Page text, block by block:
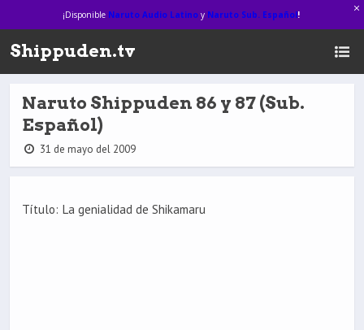
¡Disponible Naruto Audio Latinoy Naruto Sub. Español!
Shippuden.tv
Naruto Shippuden 86 y 87 (Sub.
Español)
31 de mayo del 2009
Título: La genialidad de Shikamaru